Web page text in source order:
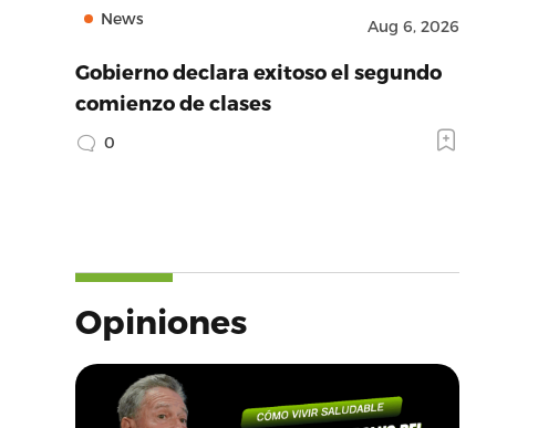
News Aug 6, 2026
Gobierno declara exitoso el segundo
comienzo de clases
0
Opiniones